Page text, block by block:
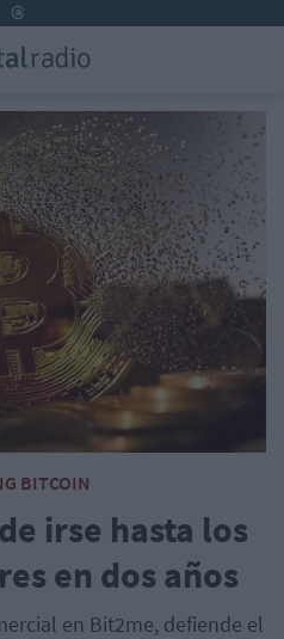
BITCOIN
irse hasta los
en dos años
en Bit2me, defiende el